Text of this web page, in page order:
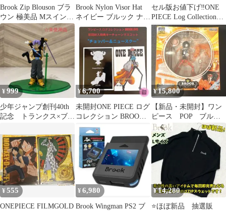
Brook Zip Blouson ブラ
ウン 極美品 Mスイング
トップ 短丈
Brook Nylon Visor Hat
ネイビー ブルック ナイ
ロン ハット
セル版お値下げ‼︎ONE
PIECE Log Collection
BROOK
¥999
少年ジャンプ創刊40th
記念 トランクス×ブル
ワンピース
¥6,700
未開封ONE PIECE ログ
コレクション BROOK
DVD ★初回特典付★
¥15,800
【新品・未開封】ワン
ピース POP ブルッ
ク ファンキードンキ
ーver. 限定品
¥555
ONEPIECE FILMGOLD
¥ 6,980
Brook Wingman PS2 ブ
¥14,280
⭐ほぼ新品 抽選販